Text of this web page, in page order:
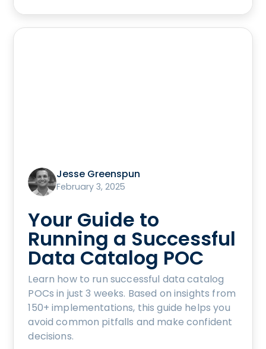
Jesse Greenspun
February 3, 2025
Your Guide to
Running a Successful
Data Catalog POC
Learn how to run successful data catalog
POCs in just 3 weeks. Based on insights from
150+ implementations, this guide helps you
avoid common pitfalls and make confident
decisions.